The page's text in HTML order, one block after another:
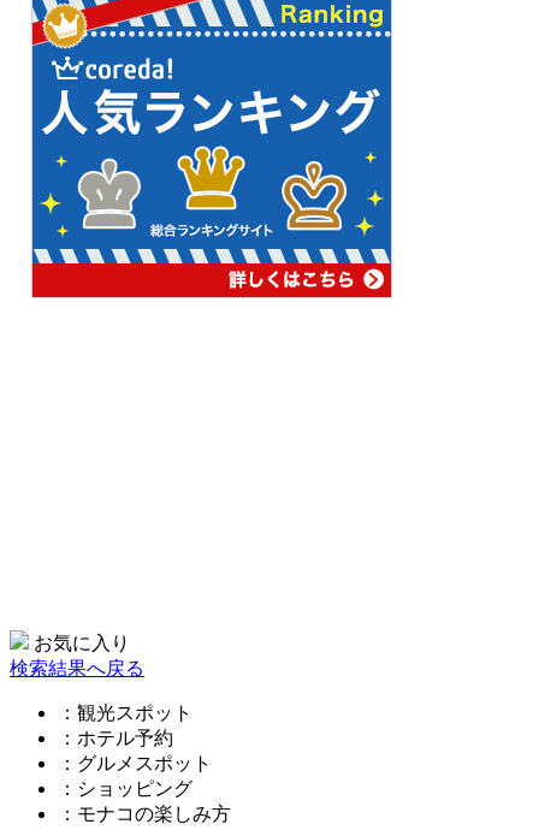
お気に入り
検索結果へ戻る
：観光スポット
：ホテル予約
：グルメスポット
：ショッピング
：モナコの楽しみ方